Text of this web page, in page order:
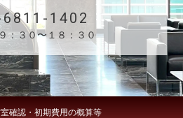
1402
：３０〜１８：３０
確認・初期費用の概算等